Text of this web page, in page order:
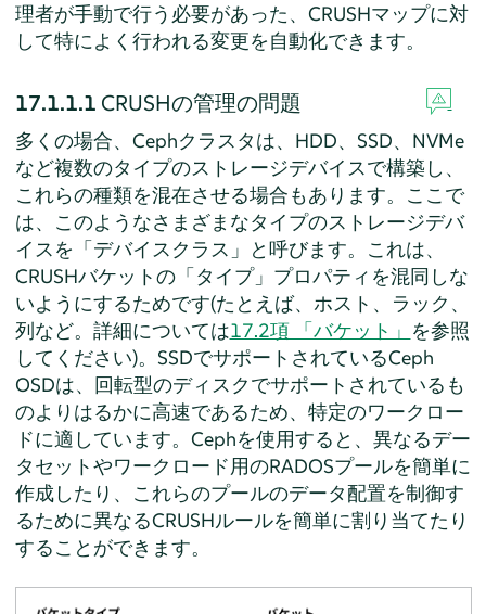
理者が手動で行う必要があった、CRUSHマップに対
して特によく行われる変更を自動化できます。
17.1.1.1 CRUSHの管理の問題
多くの場合、Cephクラスタは、HDD、SSD、NVMe
など複数のタイプのストレージデバイスで構築し、
これらの種類を混在させる場合もあります。ここで
は、このようなさまざまなタイプのストレージデバ
イスを「デバイスクラス」 と呼びます。これは、
CRUSHバケットの「タイプ」 プロパティを混同しな
いようにするためです(たとえば、ホスト、ラック、
列など。詳細については17.2項 「バケット」 を参照
してください)。SSDでサポートされているCeph
OSDは、回転型のディスクでサポートされているも
のよりはるかに高速であるため、特定のワークロー
ドに適しています。Cephを使用すると、異なるデー
タセットやワークロード用のRADOSプールを簡単に
作成したり、これらのプールのデータ配置を制御す
るために異なるCRUSHルールを簡単に割り当てたり
することができます。